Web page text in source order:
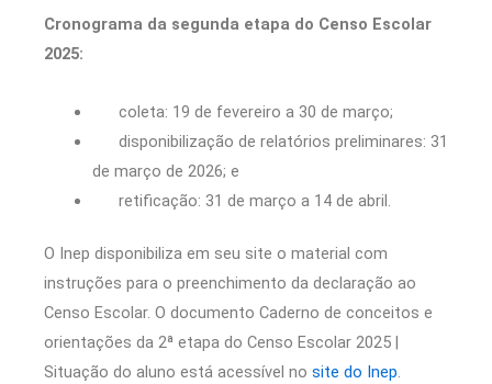
Cronograma da segunda etapa do Censo Escolar
2025:
coleta: 19 de fevereiro a 30 de março;
disponibilização de relatórios preliminares: 31
de março de 2026; e
retificação: 31 de março a 14 de abril.
O Inep disponibiliza em seu site o material com
instruções para o preenchimento da declaração ao
Censo Escolar. O documento Caderno de conceitos e
orientações da 2ª etapa do Censo Escolar 2025 |
Situação do aluno está acessível no site do Inep.